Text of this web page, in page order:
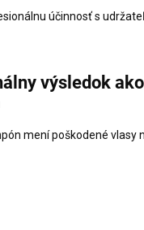
účinnosť s
výsledok ako
mení poškodené vlasy